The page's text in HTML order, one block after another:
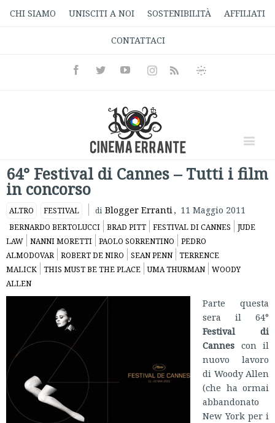
CHI SIAMO UNISCITI A NOI SOSTENIBILITÀ AFFILIATI
CONTATTACI
FacebookTwitterYoutubeInstagramRss
Informativa
64° Festival di Cannes – Tutti i film
in concorso
ALTRO FESTIVAL di Blogger Erranti, 11 Maggio 2011
BERNARDO BERTOLUCCI BRAD PITT FESTIVAL DI CANNES
JUDE
LAW
NANNI MORETTI PAOLO SORRENTINO
PEDRO
ALMODOVAR
ROBERT DE NIRO SEAN PENN
TERRENCE
MALICK
THIS MUST BE THE PLACE UMA THURMAN
WOODY
ALLEN
Parte questa
sera il 64°
Festival di
Cannes con il
nuovo lavoro
di Woody Allen
(che ha ormai
abbandonato
New York per i